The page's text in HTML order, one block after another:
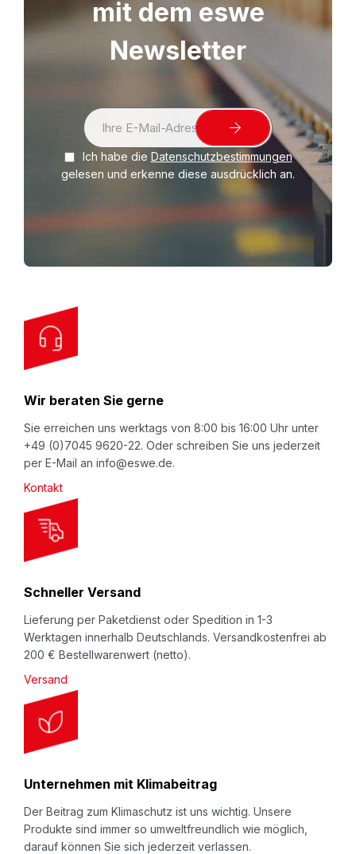
mit dem eswe
Newsletter
o
O
u
r
e
w
s
e
t
e
r
Ich habe die Datenschutzbestimmungen
gelesen und erkenne diese ausdrücklich an.
Wir beraten Sie gerne
Sie erreichen uns werktags von 8:00 bis 16:00 Uhr unter
+49 (0)7045 9620-22. Oder schreiben Sie uns jederzeit
per E-Mail an info@eswe.de.
Kontakt
Schneller Versand
Lieferung per Paketdienst oder Spedition in 1-3
Werktagen innerhalb Deutschlands. Versandkostenfrei ab
200 € Bestellwarenwert (netto).
Versand
Unternehmen mit Klimabeitrag
Der Beitrag zum Klimaschutz ist uns wichtig. Unsere
Produkte sind immer so umweltfreundlich wie möglich,
darauf können Sie sich jederzeit verlassen.